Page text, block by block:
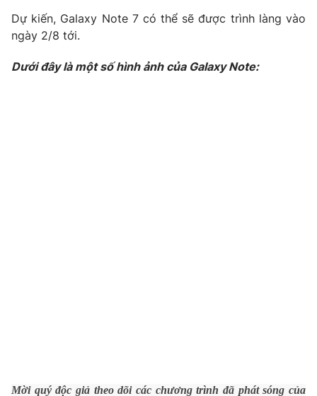
Tổng Biên tập:
Vũ Thanh Thủy
Phó Tổng Biên tập:
Tổng đài VTV:024.38 355 931 - 024.38 355 932
Dự kiến, Galaxy Note 7 có thể sẽ được trình làng vào
ngày 2/8 tới.
Dưới đây là một số hình ảnh của Galaxy Note:
Mời quý độc giả theo dõi các chương trình đã phát sóng của